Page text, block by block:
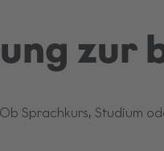
zur
Ob Sprachkurs, Studium